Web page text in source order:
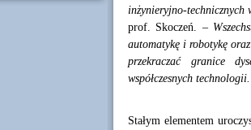
inżynieryjno-technicznych
prof. Skoczeń. –
automatykę i robotykę
przekraczać granice
współczesnych technologii.
Stałym elementem